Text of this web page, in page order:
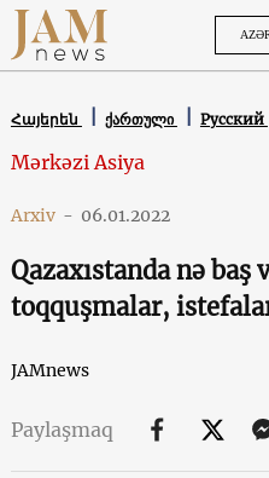
Հայերեն ქართული Русский
Mərkəzi Asiya
Arxiv - 06.01.2022
Qazaxıstanda nə
toqquşmalar,
JAMnews
Paylaşmaq